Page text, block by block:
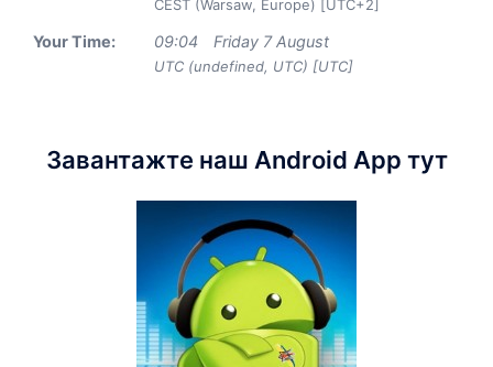
CEST (Warsaw, Europe) [UTC+2]
Your Time: 09:04 Friday 7 August
UTC (undefined, UTC) [UTC]
Завантажте наш Android App тут